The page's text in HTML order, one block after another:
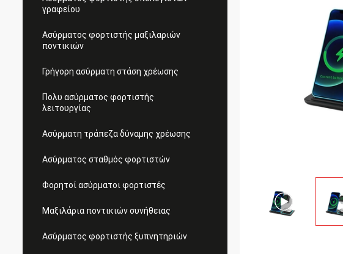
γραφείου
Ασύρματος φορτιστής μαξιλαριών
ποντικιών
Γρήγορη ασύρματη στάση χρέωσης
Πολυ ασύρματος φορτιστής
λειτουργίας
Ασύρματη τράπεζα δύναμης χρέωσης
Ασύρματος σταθμός φορτιστών
Φορητοί ασύρματοι φορτιστές
Μαξιλάρια ποντικιών συνήθειας
Ασύρματος φορτιστής ξυπνητηριών